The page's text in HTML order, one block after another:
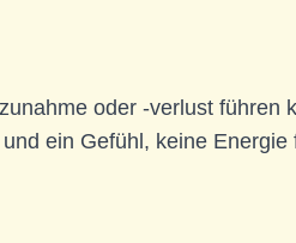
oder -verlust führen
ein Gefühl, keine Energie